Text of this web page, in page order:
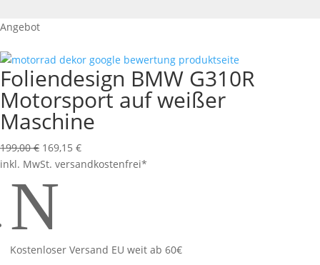
Angebot
Foliendesign BMW G310R
Motorsport auf weißer
Maschine
199,00€ Ursprünglicher
Preis
169,15 €Aktueller
Preis
inkl. MwSt. versandkostenfrei*
N
Kostenloser Versand EU weit ab 60€